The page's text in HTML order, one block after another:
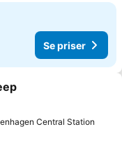
Se priser
favoritter
Central Station